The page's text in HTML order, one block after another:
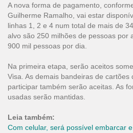
A nova forma de pagamento,
Guilherme Ramalho, vai estar
linhas 1, 2 e 4 num total de mais de
alvo são 250 milhões de pessoas por
900 mil pessoas por dia.
Na primeira etapa, serão aceitos
Visa. As demais bandeiras de cartões
participar também serão aceitas. As
usadas serão mantidas.
Leia também:
Com celular, será possível embarcar